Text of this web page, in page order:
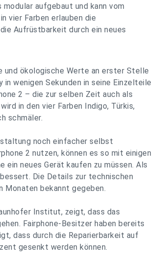
aufgebaut und kann vom
vier Farben erlauben die
Aufrüstbarkeit durch ein neues
und ökologische Werte an erster Stelle
wenigen Sekunden in seine Einzelteile
2 – die zur selben Zeit auch als
in den vier Farben Indigo, Türkis,
schmäler.
noch einfacher selbst
2 nutzen, können es so mit einigen
ein neues Gerät kaufen zu müssen. Als
Die Details zur technischen
Monaten bekannt gegeben.
Institut, zeigt, dass das
Fairphone-Besitzer haben bereits
dass durch die Reparierbarkeit auf
gesenkt werden können.